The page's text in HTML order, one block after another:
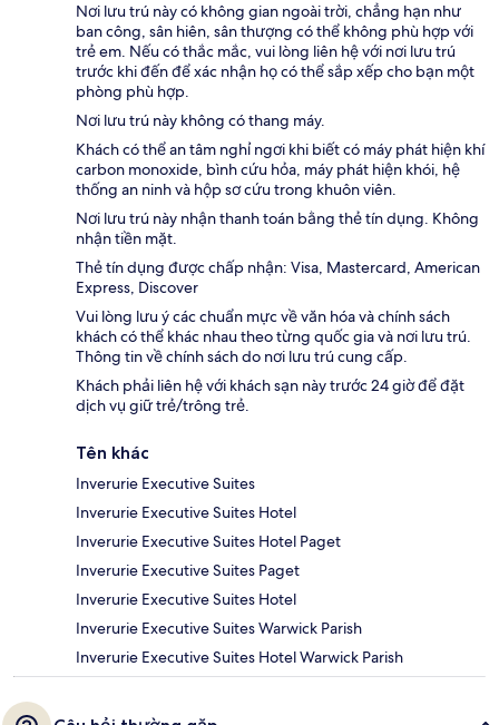
Nơi lưu trú này có không gian ngoài trời, chẳng hạn như
ban công, sân hiên, sân thượng có thể không phù hợp với
trẻ em. Nếu có thắc mắc, vui lòng liên hệ với nơi lưu trú
trước khi đến để xác nhận họ có thể sắp xếp cho bạn một
phòng phù hợp.
Nơi lưu trú này không có thang máy.
Khách có thể an tâm nghỉ ngơi khi biết có máy phát hiện khí
carbon monoxide, bình cứu hỏa, máy phát hiện khói, hệ
thống an ninh và hộp sơ cứu trong khuôn viên.
Nơi lưu trú này nhận thanh toán bằng thẻ tín dụng. Không
nhận tiền mặt.
Thẻ tín dụng được chấp nhận: Visa, Mastercard, American
Express, Discover
Vui lòng lưu ý các chuẩn mực về văn hóa và chính sách
khách có thể khác nhau theo từng quốc gia và nơi lưu trú.
Thông tin về chính sách do nơi lưu trú cung cấp.
Khách phải liên hệ với khách sạn này trước 24 giờ để đặt
dịch vụ giữ trẻ/trông trẻ.
Tên khác
Inverurie Executive Suites
Inverurie Executive Suites Hotel
Inverurie Executive Suites Hotel Paget
Inverurie Executive Suites Paget
Inverurie Executive Suites Hotel
Inverurie Executive Suites Warwick Parish
Inverurie Executive Suites Hotel Warwick Parish